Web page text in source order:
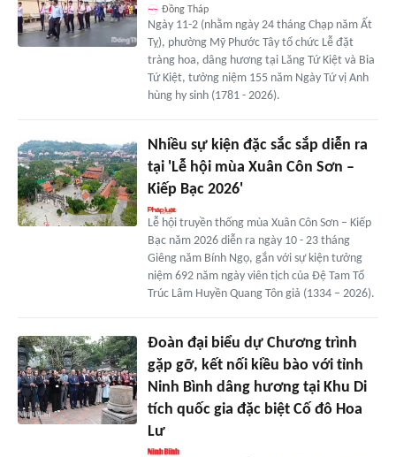
Đồng Tháp
Ngày 11-2 (nhằm ngày 24 tháng Chạp năm Ất
Tỵ), phường Mỹ Phước Tây tổ chức Lễ đặt
tràng hoa, dâng hương tại Lăng Tứ Kiệt và Bia
Tứ Kiệt, tưởng niệm 155 năm Ngày Tứ vị Anh
hùng hy sinh (1781 - 2026).
Nhiều sự kiện đặc sắc sắp diễn ra
tại 'Lễ hội mùa Xuân Côn Sơn –
Kiếp Bạc 2026'
Lễ hội truyền thống mùa Xuân Côn Sơn – Kiếp
Bạc năm 2026 diễn ra ngày 10 - 23 tháng
Giêng năm Bính Ngọ, gắn với sự kiện tưởng
niệm 692 năm ngày viên tịch của Đệ Tam Tổ
Trúc Lâm Huyền Quang Tôn giả (1334 – 2026).
Đoàn đại biểu dự Chương trình
gặp gỡ, kết nối kiều bào với tỉnh
Ninh Bình dâng hương tại Khu Di
tích quốc gia đặc biệt Cố đô Hoa
Lư